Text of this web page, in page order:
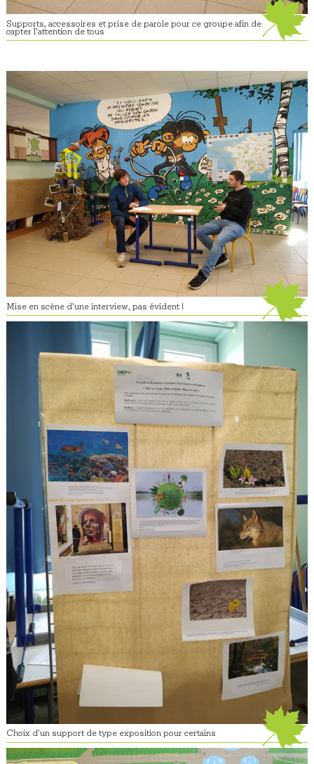
Supports, accessoires et prise de parole pour ce groupe afin de
capter l’attention de tous
Mise en scène d’une interview, pas évident !
Choix d’un support de type exposition pour certains